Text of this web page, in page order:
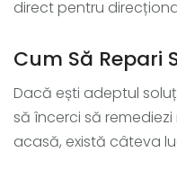
direct pentru
Cum Să Repari
Dacă ești adeptul
să încerci să
acasă, există câteva